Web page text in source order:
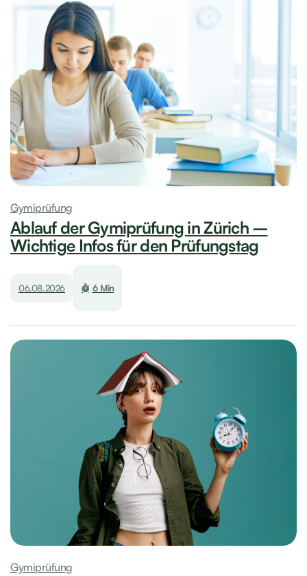
Gymiprüfung
Ablauf der Gymiprüfung in Zürich –
Wichtige Infos für den Prüfungstag
06.08.2026 6 Min
Gymiprüfung